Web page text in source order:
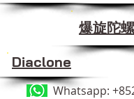
​爆旋陀螺
Diaclone
Whatsapp: